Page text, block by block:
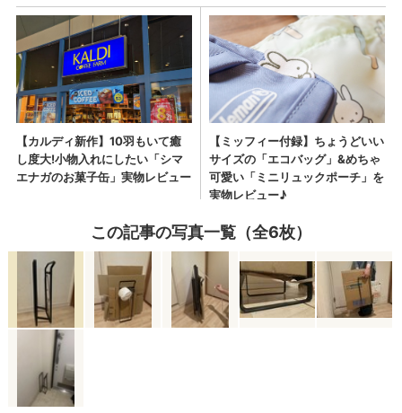
この記事の写真一覧（全6枚）